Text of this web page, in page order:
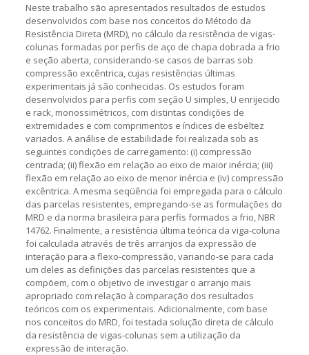
Neste trabalho são apresentados resultados de estudos
desenvolvidos com base nos conceitos do Método da
Resistência Direta (MRD), no cálculo da resistência de vigas-
colunas formadas por perfis de aço de chapa dobrada a frio
e seção aberta, considerando-se casos de barras sob
compressão excêntrica, cujas resistências últimas
experimentais já são conhecidas. Os estudos foram
desenvolvidos para perfis com seção U simples, U enrijecido
e rack, monossimétricos, com distintas condições de
extremidades e com comprimentos e índices de esbeltez
variados. A análise de estabilidade foi realizada sob as
seguintes condições de carregamento: (i) compressão
centrada; (ii) flexão em relação ao eixo de maior inércia; (iii)
flexão em relação ao eixo de menor inércia e (iv) compressão
excêntrica. A mesma seqüência foi empregada para o cálculo
das parcelas resistentes, empregando-se as formulações do
MRD e da norma brasileira para perfis formados a frio, NBR
14762. Finalmente, a resistência última teórica da viga-coluna
foi calculada através de três arranjos da expressão de
interação para a flexo-compressão, variando-se para cada
um deles as definições das parcelas resistentes que a
compõem, com o objetivo de investigar o arranjo mais
apropriado com relação à comparação dos resultados
teóricos com os experimentais. Adicionalmente, com base
nos conceitos do MRD, foi testada solução direta de cálculo
da resistência de vigas-colunas sem a utilização da
expressão de interação.